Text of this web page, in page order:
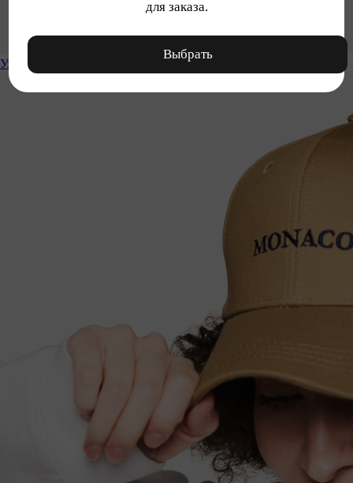
Уход
для заказа.
Выбрать